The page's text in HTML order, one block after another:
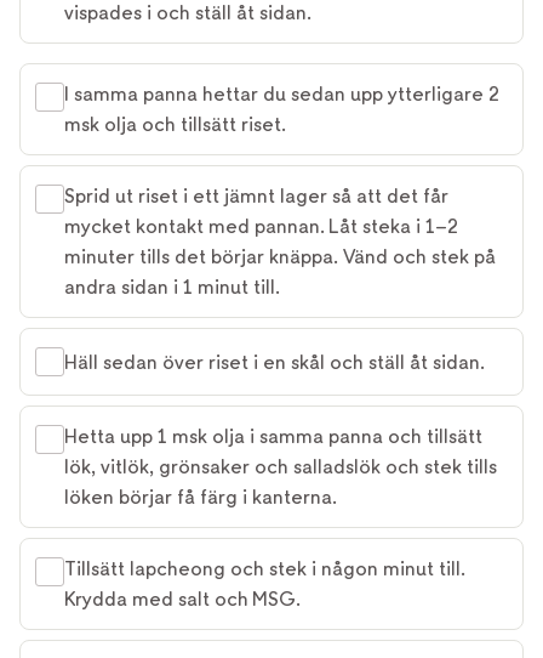
vispades i och ställ åt sidan.
I samma panna hettar du sedan upp ytterligare 2
msk olja och tillsätt riset.
Sprid ut riset i ett jämnt lager så att det får
mycket kontakt med pannan. Låt steka i 1–2
minuter tills det börjar knäppa. Vänd och stek på
andra sidan i 1 minut till.
Häll sedan över riset i en skål och ställ åt sidan.
Hetta upp 1 msk olja i samma panna och tillsätt
lök, vitlök, grönsaker och salladslök och stek tills
löken börjar få färg i kanterna.
Tillsätt lapcheong och stek i någon minut till.
Krydda med salt och MSG.